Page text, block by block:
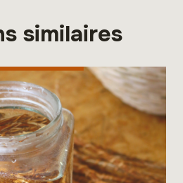
similaires